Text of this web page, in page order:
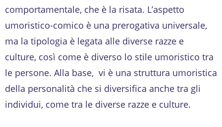
comportamentale, che è la risata. L’aspetto
umoristico-comico è una prerogativa universale,
ma la tipologia è legata alle diverse razze e
culture, così come è diverso lo stile umoristico tra
le persone. Alla base, vi è una struttura umoristica
della personalità che si diversifica anche tra gli
individui, come tra le diverse razze e culture.